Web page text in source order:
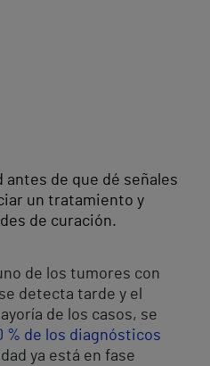
antes de que dé señales
un tratamiento y
de curación.
de los tumores con
detecta tarde y el
de los casos, se
% de los diagnósticos
ya está en fase